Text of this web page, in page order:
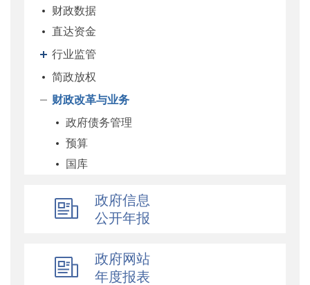
财政数据
直达资金
行业监管
简政放权
财政改革与业务
政府债务管理
预算
国库
科教和文化
农业农村
自然资源和生态环境
政府信息
公开年报
政府网站
年度报表